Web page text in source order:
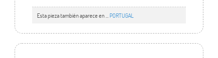
Esta pieza también aparece en ... PORTUGAL